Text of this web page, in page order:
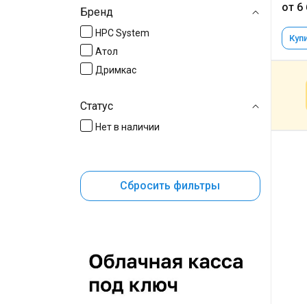
Бренд
HPC System
Атол
Дримкас
Статус
Нет в наличии
Сбросить фильтры
от 6